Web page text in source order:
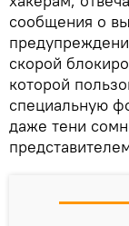
сообщения о
скорой
которой
специальную
даже тени